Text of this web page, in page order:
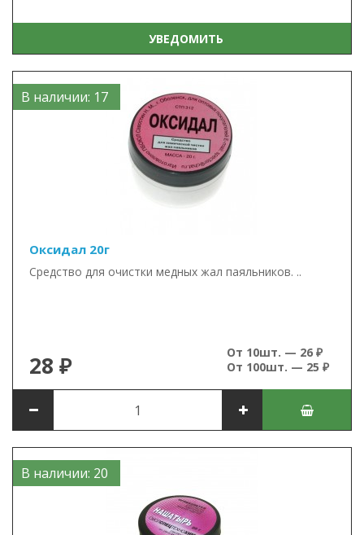
УВЕДОМИТЬ
В наличии: 17
Оксидал 20г
Средство для очистки медных жал паяльников. ..
28 ₽
От 10шт. — 26 ₽
От 100шт. — 25 ₽
В наличии: 20